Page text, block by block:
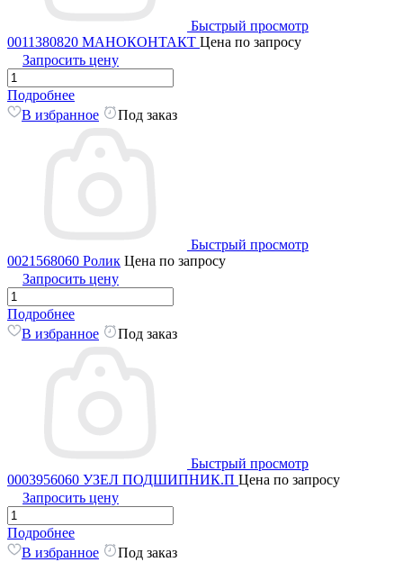
Быстрый просмотр
0011380820 МАНОКОНТАКТ Цена по запросу
Запросить цену
Подробнее
В избранное
Под заказ
Быстрый просмотр
0021568060 Ролик Цена по запросу
Запросить цену
Подробнее
В избранное
Под заказ
Быстрый просмотр
0003956060 УЗЕЛ ПОДШИПНИК.П Цена по запросу
Запросить цену
Подробнее
В избранное
Под заказ